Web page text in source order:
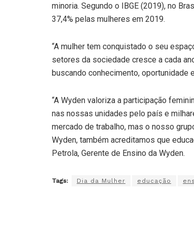
minoria. Segundo o IBGE (2019), no
37,4% pelas mulheres em 2019.
“A mulher tem conquistado o seu
setores da sociedade cresce a cada
buscando conhecimento, oportunidade
“A Wyden valoriza a participação
nas nossas unidades pelo país e
mercado de trabalho, mas o nosso
Wyden, também acreditamos que
Petrola, Gerente de Ensino da Wyden.
Tags: Dia da Mulher educação